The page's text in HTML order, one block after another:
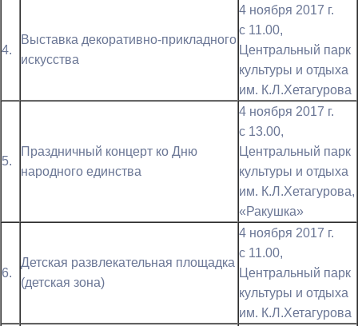
4.
Выставка декоративно-прикладного
искусства
4 ноября 2017 г.
с 11.00,
Центральный парк
культуры и отдыха
им. К.Л.Хетагурова
5.
Праздничный концерт ко Дню
народного единства
4 ноября 2017 г.
с 13.00,
Центральный парк
культуры и отдыха
им. К.Л.Хетагурова,
«Ракушка»
6.
Детская развлекательная площадка
(детская зона)
4 ноября 2017 г.
с 11.00,
Центральный парк
культуры и отдыха
им. К.Л.Хетагурова